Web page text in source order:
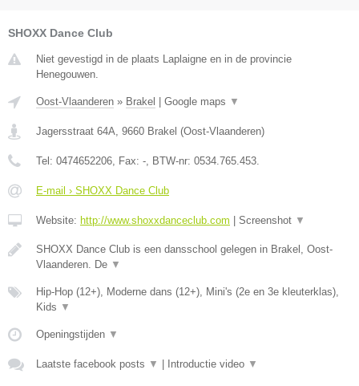
SHOXX Dance Club
Niet gevestigd in de plaats Laplaigne en in de provincie
Henegouwen.
Oost-Vlaanderen » Brakel | Google maps ▼
Jagersstraat 64A 9660 Brakel (Oost-Vlaanderen)
Tel: 0474652206 , Fax: - , BTW-nr: 0534.765.453.
E-mail › SHOXX Dance Club
Website: http://www.shoxxdanceclub.com | Screenshot ▼
SHOXX Dance Club is een dansschool gelegen in Brakel, Oost-
Vlaanderen. De ▼
Hip-Hop (12+), Moderne dans (12+), Mini's (2e en 3e kleuterklas),
Kids ▼
Openingstijden ▼
Laatste facebook posts ▼ | Introductie video ▼